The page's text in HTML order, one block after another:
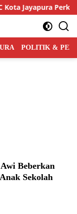
Perkuat
POLITIK &
Beberkan
Sekolah